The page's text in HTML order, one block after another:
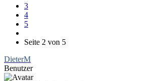
3
4
5
Seite 2 von 5
DieterM
Benutzer